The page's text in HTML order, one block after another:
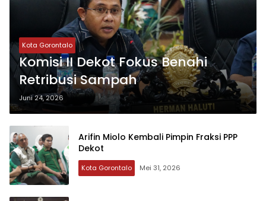
Kota Gorontalo
Komisi II Dekot Fokus Benahi
Retribusi Sampah
Juni 24, 2026
Arifin Miolo Kembali Pimpin Fraksi PPP
Dekot
Kota Gorontalo Mei 31, 2026